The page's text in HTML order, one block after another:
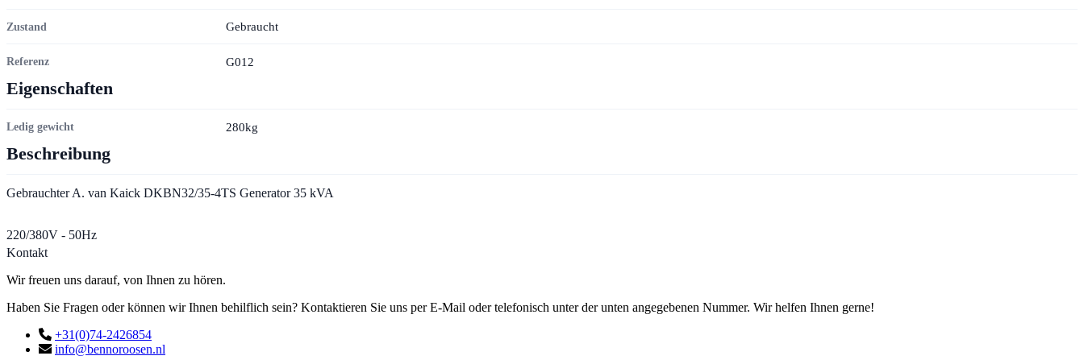
Zustand Gebraucht
Referenz G012
Eigenschaften
Ledig gewicht 280kg
Beschreibung
Gebrauchter A. van Kaick DKBN32/35-4TS Generator 35 kVA
220/380V - 50Hz
Kontakt
Wir freuen uns darauf, von Ihnen zu hören.
Haben Sie Fragen oder können wir Ihnen behilflich sein? Kontaktieren Sie uns per E-Mail oder telefonisch unter der unten angegebenen Nummer. Wir helfen Ihnen gerne!
+31(0)74-2426854
info@bennoroosen.nl